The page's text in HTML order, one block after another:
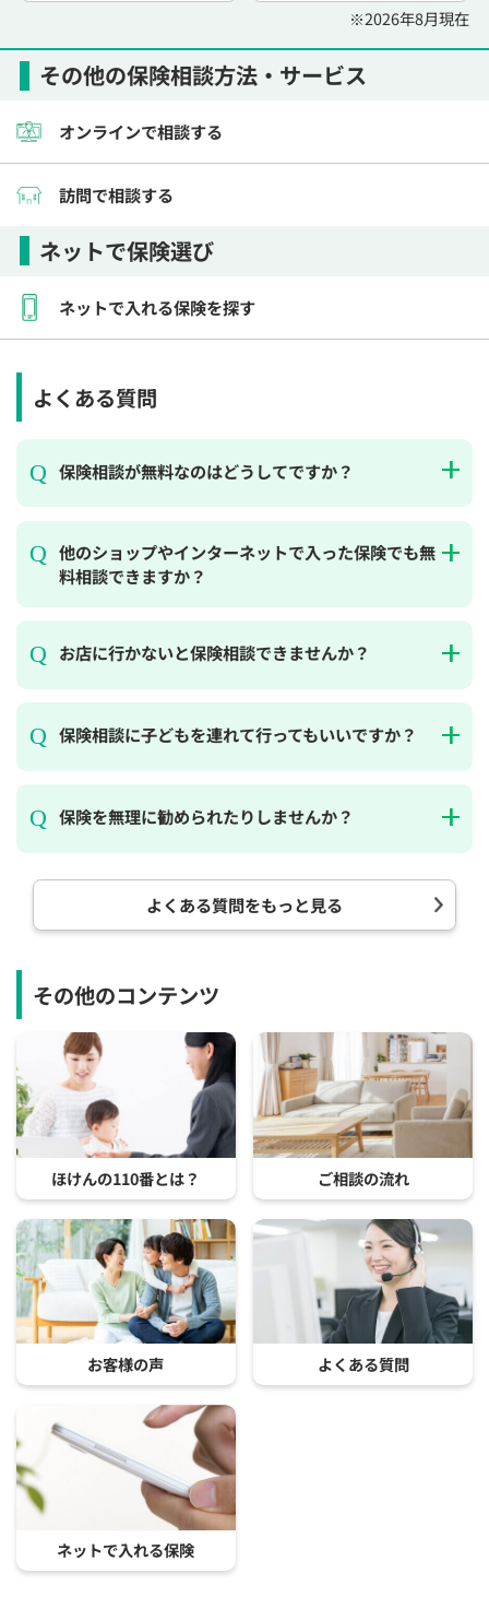
その他の保険相談方法・サービス
オンラインで相談する
訪問で相談する
ネットで保険選び
ネットで入れる保険を探す
※2026年8月現在
よくある質問
保険相談が無料なのはどうしてですか？
他のショップやインターネットで入った保険でも無
料相談できますか？
お店に行かないと保険相談できませんか？
保険相談に子どもを連れて行ってもいいですか？
保険を無理に勧められたりしませんか？
よくある質問をもっと見る
その他のコンテンツ
ほけんの110番とは？ ご相談の流れ
お客様の声 よくある質問
ネットで入れる保険